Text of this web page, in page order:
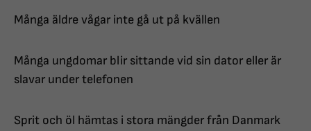
Många äldre vågar inte gå ut på kvällen
Många ungdomar blir sittande vid sin dator eller är
slavar under telefonen
Sprit och öl hämtas i stora mängder från Danmark